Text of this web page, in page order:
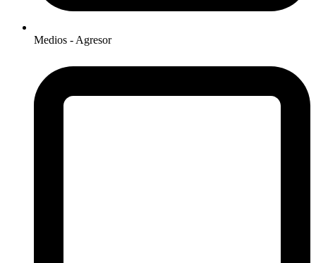
Medios - Agresor